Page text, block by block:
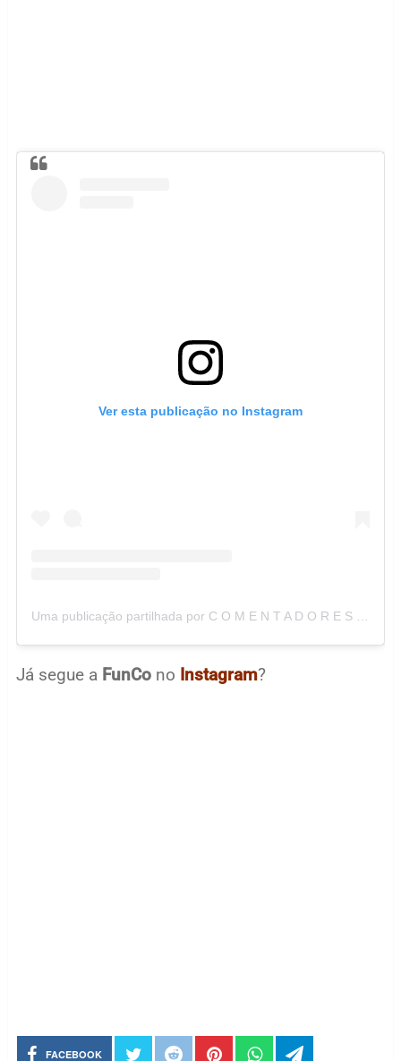
Ver esta publicação no Instagram
Já segue a FunCono Instagram?
FACEBOOK